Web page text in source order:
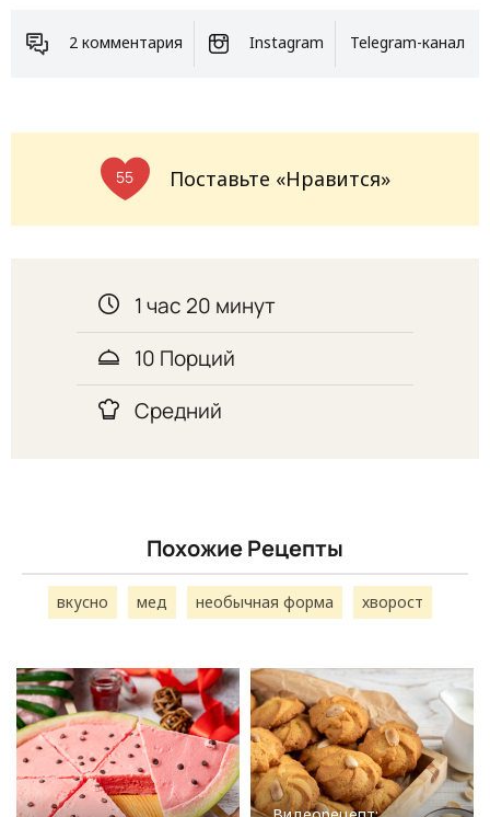
2 комментария Instagram Telegram-канал
55 Поставьте «Нравится»
1 час 20 минут
10 Порций
Средний
Похожие Рецепты
вкусно мед необычная форма хворост